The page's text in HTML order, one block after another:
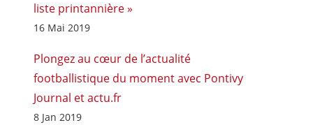
liste printannière »
16 Mai 2019
Plongez au cœur de l’actualité
footballistique du moment avec Pontivy
Journal et actu.fr
8 Jan 2019